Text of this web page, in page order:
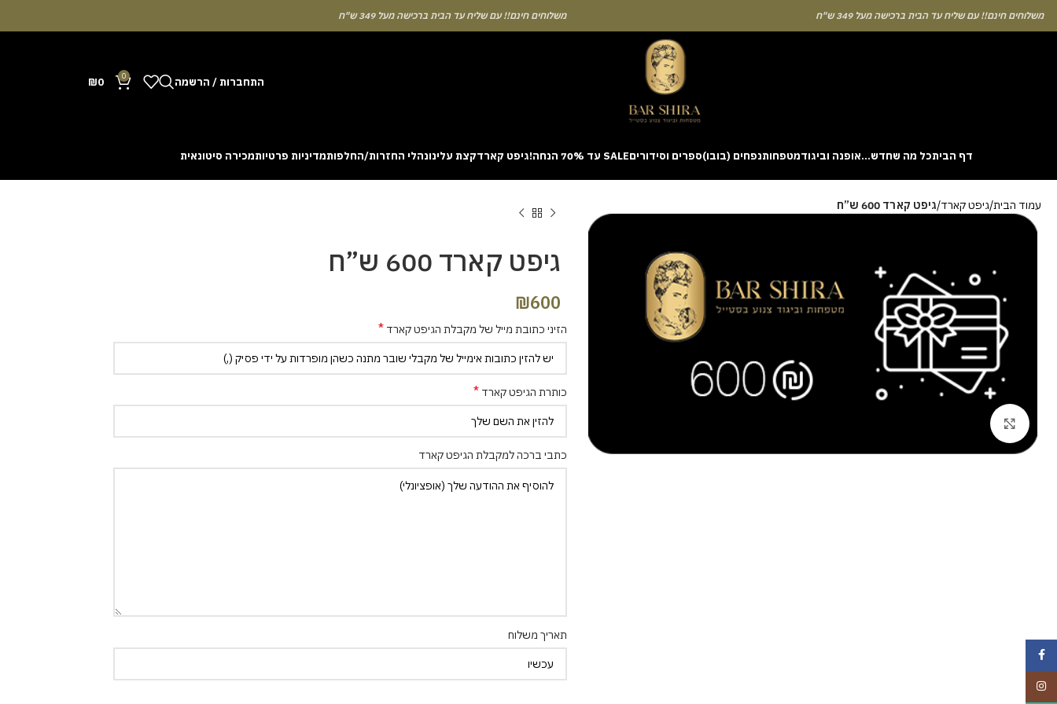
חינם!! עם שליח עד הבית ברכישה מעל 349 ש"ח משלוחים חינם!! עם שליח עד הבית ברכישה מעל 349 ש"ח
התחברות / הרשמה 0
₪0
דף הביתכל מה שחדש…אופנה וביגודמטפחותנפחים (בובו)ספרים וסידוריםSALE עד 70% הנחה! גיפט קארדקצת עלינונהלי החזרות/החלפותמדיניות פרטיותמכירה סיטונאית
cash out before a rising multiplier disappears from view. Learning the rhythm can take a few attempts. A helpful way to begin without risk is to use the Aviator demo mode and familiarise yourself
with the interface. Some enthusiasts share tactics on sites like [aviatordreamliner.com] where they discuss the statistical probability of long sessions. Reading these guides often reveals how the
עמוד הבית גיפט קארד גיפט קארד 600 ש”ח
גיפט קארד 600 ש”ח
₪600
הזיני כתובת מייל של מקבלת הגיפט קארד *
כותרת הגיפט קארד *
כתבי ברכה למקבלת הגיפט קארד
תאריך משלוח